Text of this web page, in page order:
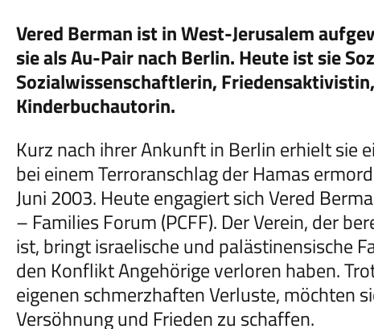
Vered Berman ist in West-Jerusalem
sie als Au-Pair nach Berlin. Heute ist sie
Sozialwissenschaftlerin,
Kinderbuchautorin.
Kurz nach ihrer Ankunft in Berlin erhielt sie
bei einem Terroranschlag der Hamas
Juni 2003. Heute engagiert sich Vered
– Families Forum (PCFF). Der Verein, der
ist, bringt israelische und palästinensische
den Konflikt Angehörige verloren haben.
eigenen schmerzhaften Verluste, möchten
Versöhnung und Frieden zu schaffen.